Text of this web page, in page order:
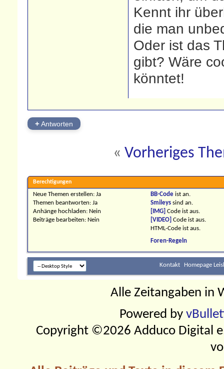
Kennt ihr
die man
Oder ist das
gibt? Wäre
könntet!
+Antworten
« Vorheriges
Berechtigungen
Neue Themen erstellen: Ja
Themen beantworten: Ja
Anhänge hochladen: Nein
Beiträge bearbeiten: Nein
BB-Codeist an.
Smileyssind an.
[IMG] Code ist aus.
[VIDEO] Code ist aus.
HTML-Code ist aus.
Foren-Regeln
Kontakt Homepage
Alle Zeitangaben in
Powered by
Copyright ©2026 Adduco Digital